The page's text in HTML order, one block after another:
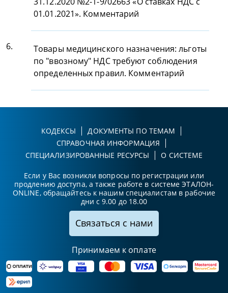
01.01.2021». Комментарий
6.
Товары медицинского назначения: льготы
по "ввозному" НДС требуют соблюдения
определенных правил. Комментарий
КОДЕКСЫ
ДОКУМЕНТЫ ПО ТЕМАМ
СПРАВОЧНАЯ ИНФОРМАЦИЯ
СПЕЦИАЛИЗИРОВАННЫЕ РЕСУРСЫ
О СИСТЕМЕ
Если у Вас возникли вопросы по регистрации или
продлению доступа, а также работе в системе ЭТАЛОН-
ONLINE, обращайтесь к нашим специалистам в рабочие
дни с 9.00 до 18.00
Связаться с нами
Принимаем к оплате